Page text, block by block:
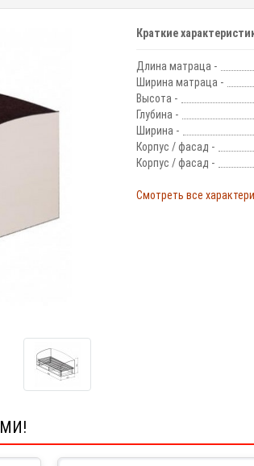
Краткие
Длина матраца -
Ширина матраца -
Высота -
Глубина -
Ширина -
Корпус / фасад -
Корпус / фасад -
Смотреть все